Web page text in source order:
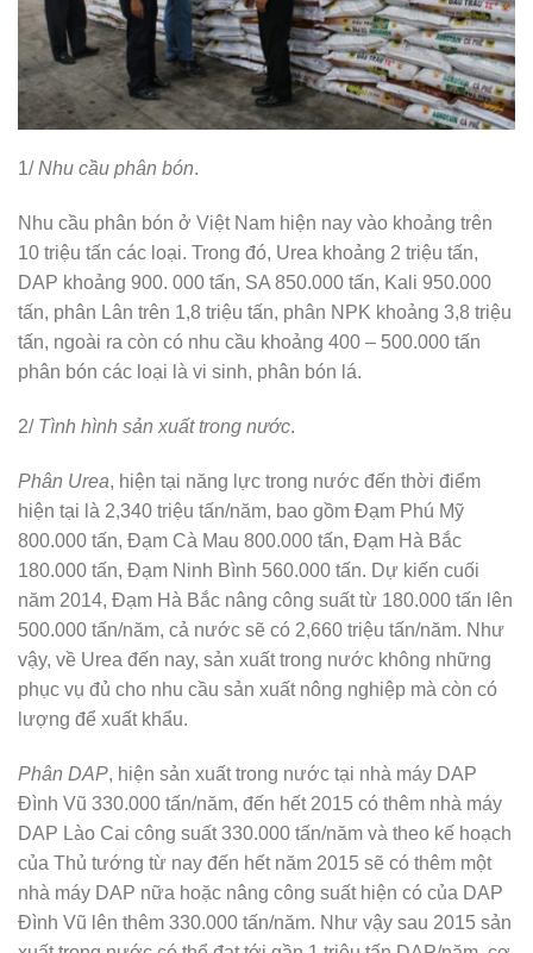
1/Nhu cầu phân bón.
Nhu cầu phân bón ở Việt Nam hiện nay vào khoảng trên
10 triệu tấn các loại. Trong đó, Urea khoảng 2 triệu tấn,
DAP khoảng 900. 000 tấn, SA 850.000 tấn, Kali 950.000
tấn, phân Lân trên 1,8 triệu tấn, phân NPK khoảng 3,8 triệu
tấn, ngoài ra còn có nhu cầu khoảng 400 – 500.000 tấn
phân bón các loại là vi sinh, phân bón lá.
2/ Tình hình sản xuất trong nước.
Phân Urea, hiện tại năng lực trong nước đến thời điểm
hiện tại là 2,340 triệu tấn/năm, bao gồm Đạm Phú Mỹ
800.000 tấn, Đạm Cà Mau 800.000 tấn, Đạm Hà Bắc
180.000 tấn, Đạm Ninh Bình 560.000 tấn. Dự kiến cuối
năm 2014, Đạm Hà Bắc nâng công suất từ 180.000 tấn lên
500.000 tấn/năm, cả nước sẽ có 2,660 triệu tấn/năm. Như
vậy, về Urea đến nay, sản xuất trong nước không những
phục vụ đủ cho nhu cầu sản xuất nông nghiệp mà còn có
lượng để xuất khẩu.
Phân DAP, hiện sản xuất trong nước tại nhà máy DAP
Đình Vũ 330.000 tấn/năm, đến hết 2015 có thêm nhà máy
DAP Lào Cai công suất 330.000 tấn/năm và theo kế hoạch
của Thủ tướng từ nay đến hết năm 2015 sẽ có thêm một
nhà máy DAP nữa hoặc nâng công suất hiện có của DAP
Đình Vũ lên thêm 330.000 tấn/năm. Như vậy sau 2015 sản